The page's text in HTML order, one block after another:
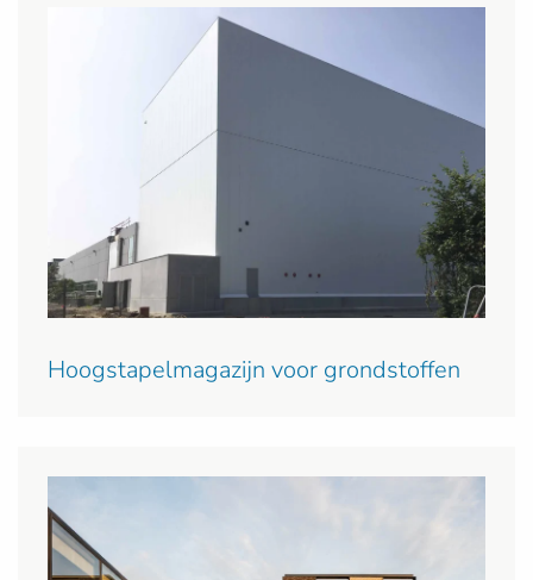
Hoogstapelmagazijn voor grondstoffen